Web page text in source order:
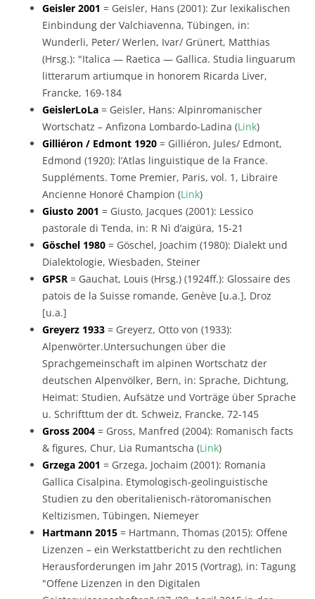
Geisler 2001 = Geisler, Hans (2001): Zur lexikalischen
Einbindung der Valchiavenna, Tübingen, in:
Wunderli, Peter/ Werlen, Ivar/ Grünert, Matthias
(Hrsg.): "Italica — Raetica — Gallica. Studia linguarum
litterarum artiumque in honorem Ricarda Liver,
Francke, 169-184
GeislerLoLa = Geisler, Hans: Alpinromanischer
Wortschatz – Anfizona Lombardo-Ladina (Link)
Gilliéron / Edmont 1920 = Gilliéron, Jules/ Edmont,
Edmond (1920): l’Atlas linguistique de la France.
Suppléments. Tome Premier, Paris, vol. 1, Libraire
Ancienne Honoré Champion (Link)
Giusto 2001 = Giusto, Jacques (2001): Lessico
pastorale di Tenda, in: R Nì d’aigüra, 15-21
Göschel 1980 = Göschel, Joachim (1980): Dialekt und
Dialektologie, Wiesbaden, Steiner
GPSR = Gauchat, Louis (Hrsg.) (1924ff.): Glossaire des
patois de la Suisse romande, Genève [u.a.], Droz
[u.a.]
Greyerz 1933 = Greyerz, Otto von (1933):
Alpenwörter.Untersuchungen über die
Sprachgemeinschaft im alpinen Wortschatz der
deutschen Alpenvölker, Bern, in: Sprache, Dichtung,
Heimat: Studien, Aufsätze und Vorträge über Sprache
u. Schrifttum der dt. Schweiz, Francke, 72-145
Gross 2004 = Gross, Manfred (2004): Romanisch facts
& figures, Chur, Lia Rumantscha (Link)
Grzega 2001 = Grzega, Jochaim (2001): Romania
Gallica Cisalpina. Etymologisch-geolinguistische
Studien zu den oberitalienisch-rätoromanischen
Keltizismen, Tübingen, Niemeyer
Hartmann 2015 = Hartmann, Thomas (2015): Offene
Lizenzen – ein Werkstattbericht zu den rechtlichen
Herausforderungen im Jahr 2015 (Vortrag), in: Tagung
"Offene Lizenzen in den Digitalen